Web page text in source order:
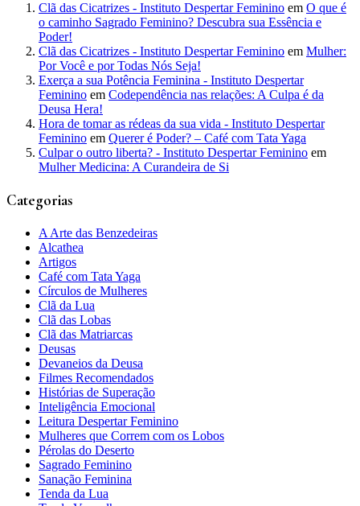
Clã das Cicatrizes - Instituto Despertar Feminino em O que é
o caminho Sagrado Feminino? Descubra sua Essência e
Poder!
Clã das Cicatrizes - Instituto Despertar Feminino em Mulher:
Por Você e por Todas Nós Seja!
Exerça a sua Potência Feminina - Instituto Despertar
Feminino em Codependência nas relações: A Culpa é da
Deusa Hera!
Hora de tomar as rédeas da sua vida - Instituto Despertar
Feminino em Querer é Poder? – Café com Tata Yaga
Culpar o outro liberta? - Instituto Despertar Feminino em
Mulher Medicina: A Curandeira de Si
Categorias
A Arte das Benzedeiras
Alcathea
Artigos
Café com Tata Yaga
Círculos de Mulheres
Clã da Lua
Clã das Lobas
Clã das Matriarcas
Deusas
Devaneios da Deusa
Filmes Recomendados
Histórias de Superação
Inteligência Emocional
Leitura Despertar Feminino
Mulheres que Correm com os Lobos
Pérolas do Deserto
Sagrado Feminino
Sanação Feminina
Tenda da Lua